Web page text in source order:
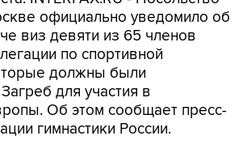
официально уведомило об
виз девяти из 65 членов
по спортивной
должны были
для участия в
Об этом сообщает пресс-
гимнастики России.